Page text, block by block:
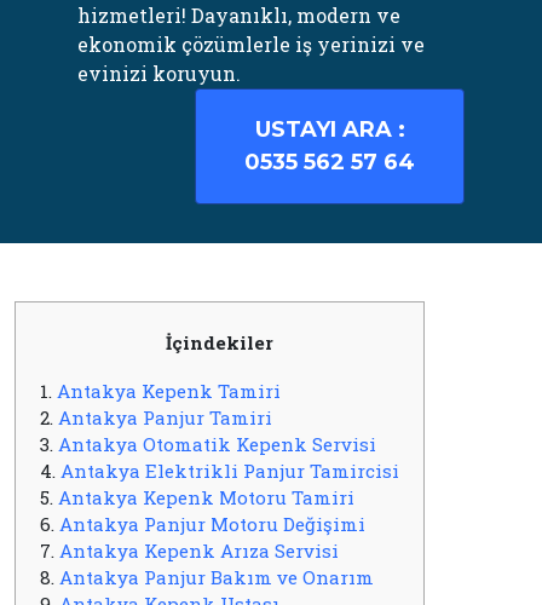
hizmetleri! Dayanıklı, modern ve
ekonomik çözümlerle iş yerinizi ve
evinizi koruyun.
USTAYI ARA :
0535 562 57 64
İçindekiler
1. Antakya Kepenk Tamiri
2. Antakya Panjur Tamiri
3. Antakya Otomatik Kepenk Servisi
4. Antakya Elektrikli Panjur Tamircisi
5. Antakya Kepenk Motoru Tamiri
6. Antakya Panjur Motoru Değişimi
7. Antakya Kepenk Arıza Servisi
8. Antakya Panjur Bakım ve Onarım